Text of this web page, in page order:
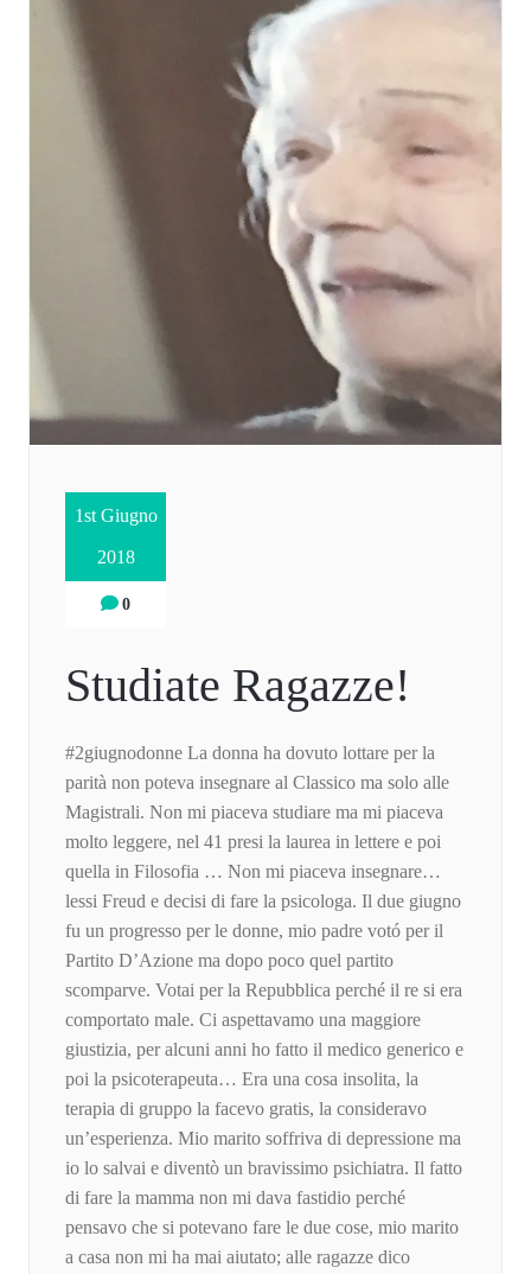
1st Giugno
2018
0
Studiate Ragazze!
#2giugnodonne La donna ha dovuto lottare per la
parità non poteva insegnare al Classico ma solo alle
Magistrali. Non mi piaceva studiare ma mi piaceva
molto leggere, nel 41 presi la laurea in lettere e poi
quella in Filosofia … Non mi piaceva insegnare…
lessi Freud e decisi di fare la psicologa. Il due giugno
fu un progresso per le donne, mio padre votó per il
Partito D’Azione ma dopo poco quel partito
scomparve. Votai per la Repubblica perché il re si era
comportato male. Ci aspettavamo una maggiore
giustizia, per alcuni anni ho fatto il medico generico e
poi la psicoterapeuta… Era una cosa insolita, la
terapia di gruppo la facevo gratis, la consideravo
un’esperienza. Mio marito soffriva di depressione ma
io lo salvai e diventò un bravissimo psichiatra. Il fatto
di fare la mamma non mi dava fastidio perché
pensavo che si potevano fare le due cose, mio marito
a casa non mi ha mai aiutato; alle ragazze dico